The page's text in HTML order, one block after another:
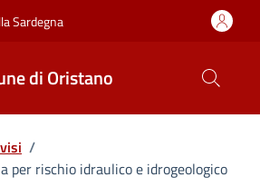
Sardegna
di Oristano
/
per rischio idraulico e idrogeologico